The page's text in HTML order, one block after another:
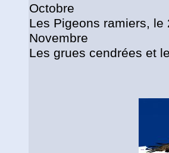
Octobre
Les Pigeons ramiers, le
Novembre
Les grues cendrées et